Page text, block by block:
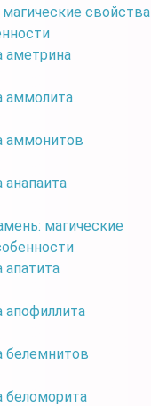
свойства
аметрина
аммолита
аммонитов
магические
апатита
апофиллита
белемнитов
беломорита